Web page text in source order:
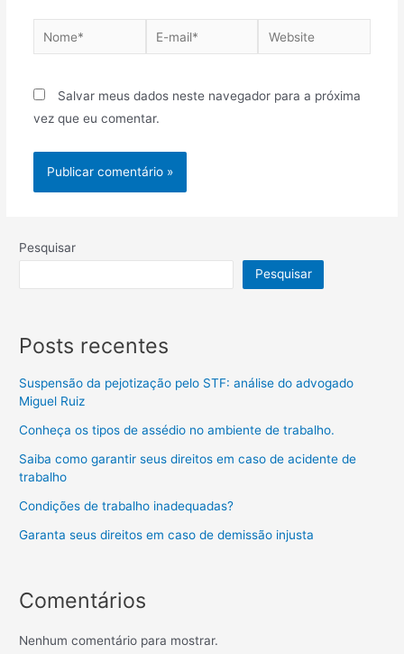
Salvar meus dados neste navegador para a próxima
vez que eu comentar.
Pesquisar
Pesquisar
Posts recentes
Suspensão da pejotização pelo STF: análise do advogado
Miguel Ruiz
Conheça os tipos de assédio no ambiente de trabalho.
Saiba como garantir seus direitos em caso de acidente de
trabalho
Condições de trabalho inadequadas?
Garanta seus direitos em caso de demissão injusta
Comentários
Nenhum comentário para mostrar.